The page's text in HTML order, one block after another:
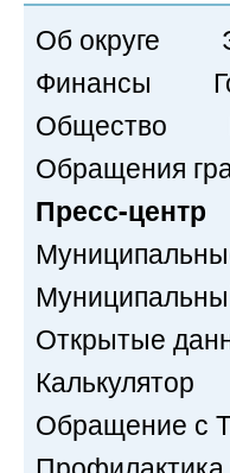
Об округе
Финансы
Общество
Обращения
Пресс-центр
Открытые
Калькулятор
Обращение с